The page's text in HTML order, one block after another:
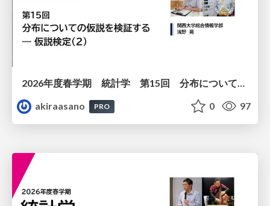
2026年度春学期 統計学 第15回 分布についての仮説を検証する ― 仮説検定（２） (2026. 7. 9)
akiraasano
PRO 0 97